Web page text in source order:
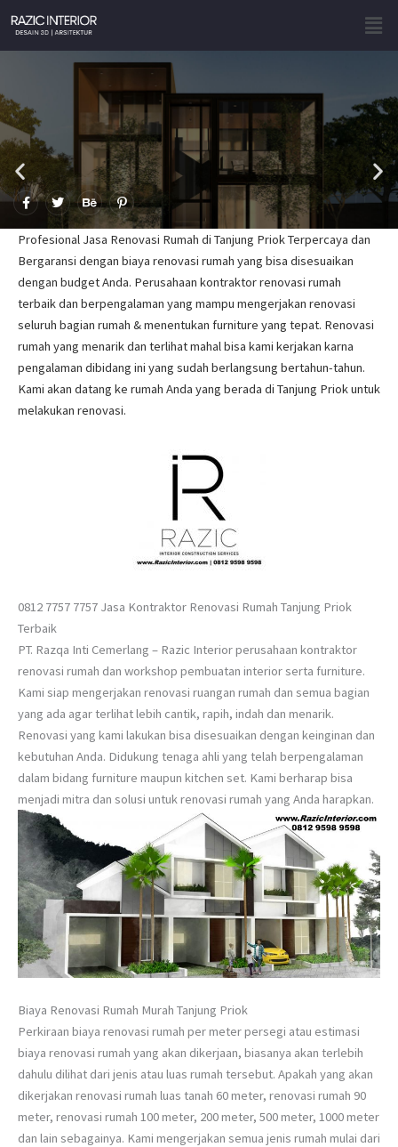
content
F
a
e
b
o
k
f
T
w
t
t
e
B
e
h
a
n
c
P
i
n
t
e
r
s
-
p
Profesional Jasa Renovasi Rumah di Tanjung Priok Terpercaya dan
Bergaransi dengan biaya renovasi rumah yang bisa disesuaikan
dengan budget Anda. Perusahaan kontraktor renovasi rumah
terbaik dan berpengalaman yang mampu mengerjakan renovasi
seluruh bagian rumah & menentukan furniture yang tepat. Renovasi
rumah yang menarik dan terlihat mahal bisa kami kerjakan karna
pengalaman dibidang ini yang sudah berlangsung bertahun-tahun.
Kami akan datang ke rumah Anda yang berada di Tanjung Priok untuk
melakukan renovasi.
0812 7757 7757 Jasa Kontraktor Renovasi Rumah Tanjung Priok
Terbaik
PT. Razqa Inti Cemerlang – Razic Interior perusahaan kontraktor
renovasi rumah dan workshop pembuatan interior serta furniture.
Kami siap mengerjakan renovasi ruangan rumah dan semua bagian
yang ada agar terlihat lebih cantik, rapih, indah dan menarik.
Renovasi yang kami lakukan bisa disesuaikan dengan keinginan dan
kebutuhan Anda. Didukung tenaga ahli yang telah berpengalaman
dalam bidang furniture maupun kitchen set. Kami berharap bisa
menjadi mitra dan solusi untuk renovasi rumah yang Anda harapkan.
Biaya Renovasi Rumah Murah Tanjung Priok
Perkiraan biaya renovasi rumah per meter persegi atau estimasi
biaya renovasi rumah yang akan dikerjaan, biasanya akan terlebih
dahulu dilihat dari jenis atau luas rumah tersebut. Apakah yang akan
dikerjakan renovasi rumah luas tanah 60 meter, renovasi rumah 90
meter, renovasi rumah 100 meter, 200 meter, 500 meter, 1000 meter
dan lain sebagainya. Kami mengerjakan semua jenis rumah mulai dari